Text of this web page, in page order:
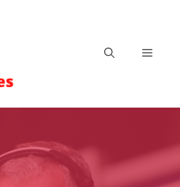
Menu